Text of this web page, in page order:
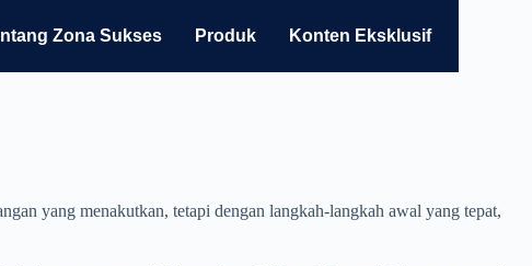
Zona Sukses Produk Konten Eksklusif
yang menakutkan, tetapi dengan langkah-langkah awal yang tepat,